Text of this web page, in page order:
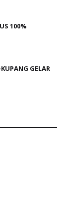
100%
GELAR